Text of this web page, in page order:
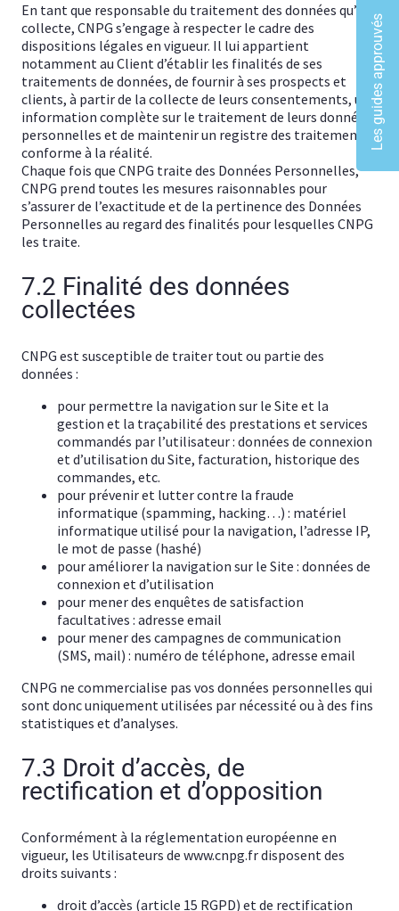
Les guides approuvés
En tant que responsable du traitement des données qu’il
collecte, CNPG s’engage à respecter le cadre des
dispositions légales en vigueur. Il lui appartient
notamment au Client d’établir les finalités de ses
traitements de données, de fournir à ses prospects et
clients, à partir de la collecte de leurs consentements, une
information complète sur le traitement de leurs données
personnelles et de maintenir un registre des traitements
conforme à la réalité.
Chaque fois que CNPG traite des Données Personnelles,
CNPG prend toutes les mesures raisonnables pour
s’assurer de l’exactitude et de la pertinence des Données
Personnelles au regard des finalités pour lesquelles CNPG
les traite.
7.2 Finalité des données
collectées
CNPG est susceptible de traiter tout ou partie des
données :
pour permettre la navigation sur le Site et la
gestion et la traçabilité des prestations et services
commandés par l’utilisateur : données de connexion
et d’utilisation du Site, facturation, historique des
commandes, etc.
pour prévenir et lutter contre la fraude
informatique (spamming, hacking…) : matériel
informatique utilisé pour la navigation, l’adresse IP,
le mot de passe (hashé)
pour améliorer la navigation sur le Site : données de
connexion et d’utilisation
pour mener des enquêtes de satisfaction
facultatives : adresse email
pour mener des campagnes de communication
(SMS, mail) : numéro de téléphone, adresse email
CNPG ne commercialise pas vos données personnelles qui
sont donc uniquement utilisées par nécessité ou à des fins
statistiques et d’analyses.
7.3 Droit d’accès, de
rectification et d’opposition
Conformément à la réglementation européenne en
vigueur, les Utilisateurs de www.cnpg.fr disposent des
droits suivants :
droit d’accès (article 15 RGPD) et de rectification